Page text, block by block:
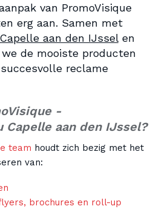
van PromoVisique
erg aan. Samen met
Capelle aan den IJsselen
de mooiste producten
reclame
-
Capelle aan den IJssel?
team houdt zich bezig met het
van:
brochures en roll-up